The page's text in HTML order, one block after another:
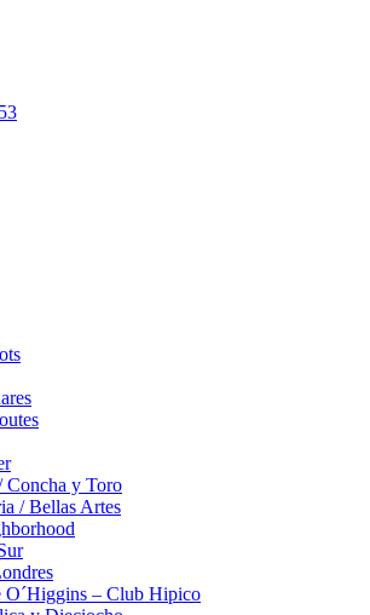
Concha y Toro
/ Bellas Artes
O´Higgins – Club Hipico